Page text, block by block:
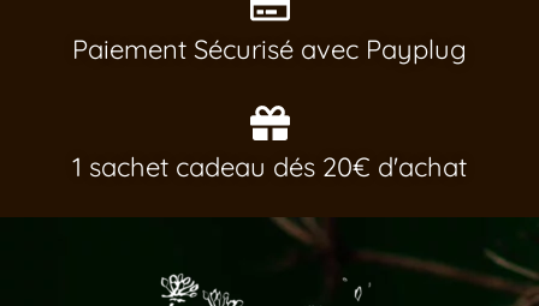
Paiement Sécurisé avec Payplug
1 sachet cadeau dés 20€ d'achat